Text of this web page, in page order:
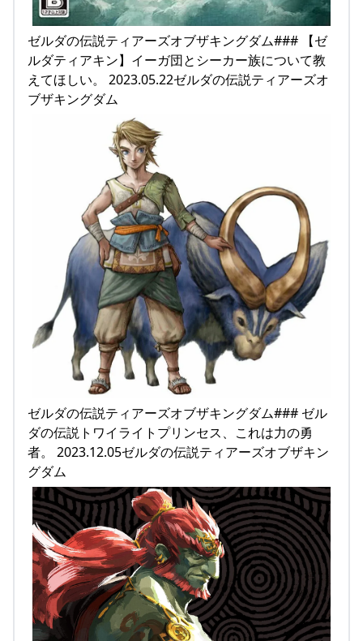
ゼルダの伝説ティアーズオブザキングダム### 【ゼ
ルダティアキン】イーガ団とシーカー族について教
えてほしい。 2023.05.22ゼルダの伝説ティアーズオ
ブザキングダム
ゼルダの伝説ティアーズオブザキングダム### ゼル
ダの伝説トワイライトプリンセス、これは力の勇
者。 2023.12.05ゼルダの伝説ティアーズオブザキン
グダム